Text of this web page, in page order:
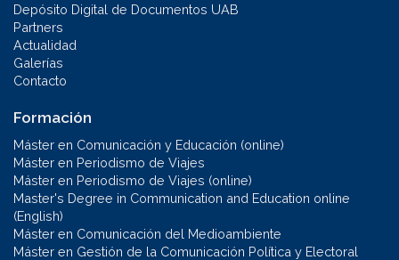
Depósito Digital de Documentos UAB
Partners
Actualidad
Galerías
Contacto
Formación
Máster en Comunicación y Educación (online)
Máster en Periodismo de Viajes
Máster en Periodismo de Viajes (online)
Master's Degree in Communication and Education online
(English)
Máster en Comunicación del Medioambiente
Máster en Gestión de la Comunicación Política y Electoral